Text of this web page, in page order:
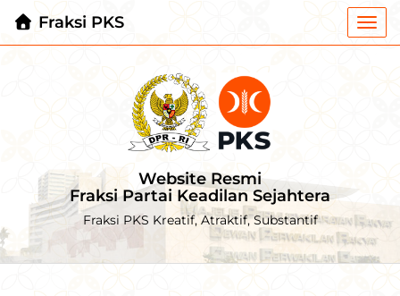
Fraksi PKS
Website Resmi
Fraksi Partai Keadilan Sejahtera
Fraksi PKS Kreatif, Atraktif, Substantif